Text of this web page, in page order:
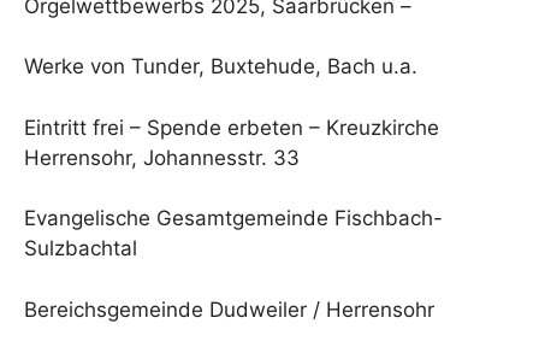
Orgelwettbewerbs 2025, Saarbrücken –
Werke von Tunder, Buxtehude, Bach u.a.
Eintritt frei – Spende erbeten – Kreuzkirche
Herrensohr, Johannesstr. 33
Evangelische Gesamtgemeinde Fischbach-
Sulzbachtal
Bereichsgemeinde Dudweiler / Herrensohr